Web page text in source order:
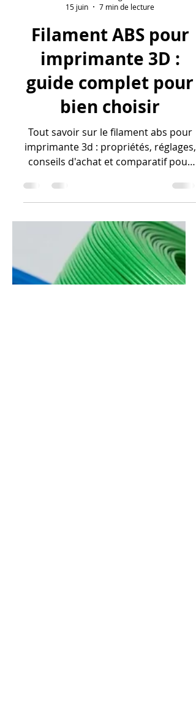
15 juin
7 min de lecture
Filament ABS pour
imprimante 3D :
guide complet pour
bien choisir
Tout savoir sur le filament abs pour
imprimante 3d : propriétés, réglages,
conseils d'achat et comparatif pour
réussir vos impressions en 2026.